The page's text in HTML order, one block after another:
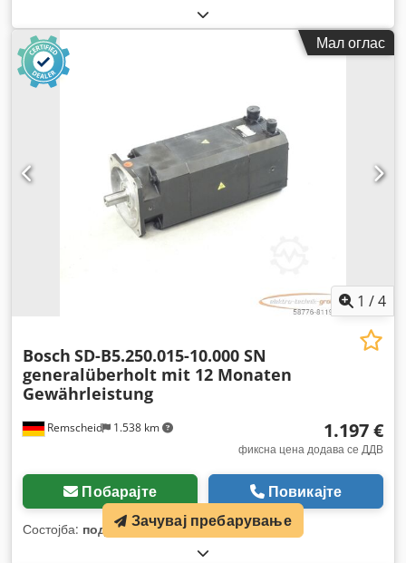
Мал оглас
1 /4
Remscheid 1.538 km
Bosch SD-B5.250.015-10.000 SN
generalüberholt mit 12 Monaten
Gewährleistung
1.197 €
фиксна цена додава се ДДВ
Побарајте Повикајте
Состојба: подготвен за работа (половен),
Зачувај пребарување